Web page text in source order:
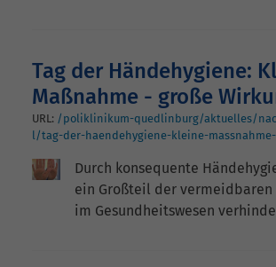
Tag der Händehygiene:
Maßnahme - große
URL: /poliklinikum-quedlinburg/aktuelles/
l/tag-der-haendehygiene-kleine-
Durch konsequente
ein Großteil der
im Gesundheitswesen